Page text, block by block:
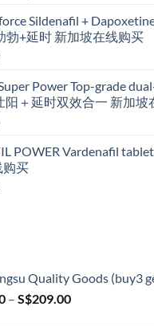
S$160.00
through
Sildenafil +
勃+延时 新加坡在线购买
Power Top-grade
阳＋延时双效合一 新加坡
POWER Vardenafil
购买
Quality Goods (buy3
– S$209.00Price